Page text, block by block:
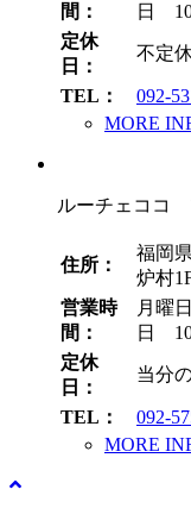
間：
日
定休
日：
不定
TEL：
092-
MORE
ルーチェココ
住所：
福岡
炉村
営業時
間：
月曜
日
定休
日：
当分
TEL：
092-
MORE